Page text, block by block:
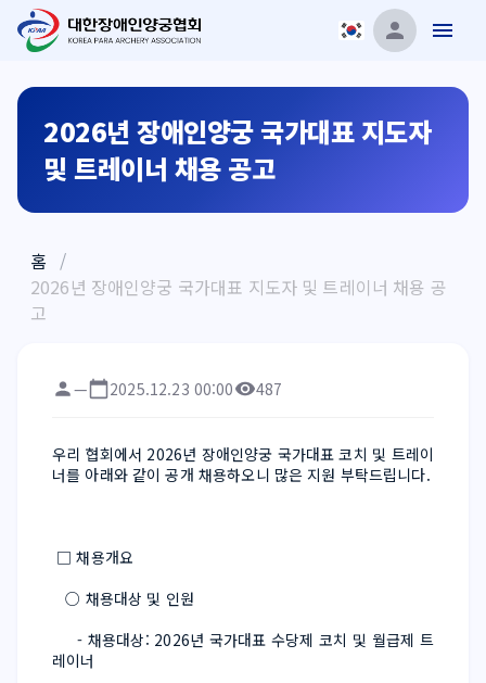
2026년 장애인양궁 국가대표 지도자
및 트레이너 채용 공고
홈 /
2026년 장애인양궁 국가대표 지도자 및 트레이너 채용 공
고
— 2025.12.23 00:00 487
우리 협회에서 2026년 장애인양궁 국가대표 코치 및 트레이
너를 아래와 같이 공개 채용하오니 많은 지원 부탁드립니다.
□ 채용개요
○ 채용대상 및 인원
- 채용대상: 2026년 국가대표 수당제 코치 및 월급제 트
레이너